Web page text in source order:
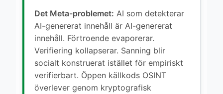
Det Meta-problemet: AI som detekterar
AI-genererat innehåll är AI-genererat
innehåll. Förtroende evaporerar.
Verifiering kollapserar. Sanning blir
socialt konstruerat istället för empiriskt
verifierbart. Öppen källkods OSINT
överlever genom kryptografisk